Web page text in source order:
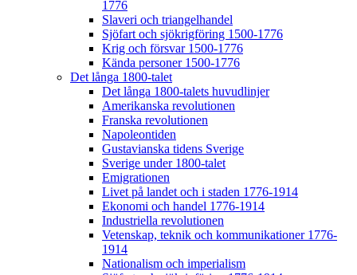
1776
Slaveri och triangelhandel
Sjöfart och sjökrigföring 1500-1776
Krig och försvar 1500-1776
Kända personer 1500-1776
Det långa 1800-talet
Det långa 1800-talets huvudlinjer
Amerikanska revolutionen
Franska revolutionen
Napoleontiden
Gustavianska tidens Sverige
Sverige under 1800-talet
Emigrationen
Livet på landet och i staden 1776-1914
Ekonomi och handel 1776-1914
Industriella revolutionen
Vetenskap, teknik och kommunikationer 1776-
1914
Nationalism och imperialism